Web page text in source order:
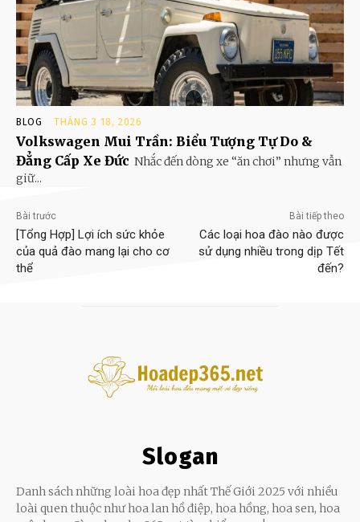
BLOG THÁNG 3 18, 2026
Volkswagen Mui Trần: Biểu Tượng Tự Do &
Đẳng Cấp Xe Đức Nhắc đến dòng xe “ăn chơi” nhưng vẫn
giữ...
Bài trước
[Tổng Hợp] Lợi ích sức khỏe
của quả đào mang lại cho cơ
thể
Bài tiếp theo
Các loại hoa đào nào được
sử dụng nhiều trong dịp Tết
đến?
Slogan
Danh sách những loài hoa đẹp nhất Thế Giới 2025 với nhiều
loài quen thuộc như hoa lan hồ điệp, hoa hồng, hoa sen, hoa